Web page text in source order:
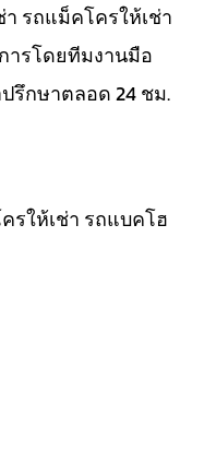
รถแม็คโครให้เช่า
ารโดยทีมงานมือ
รึกษาตลอด 24 ชม.
รให้เช่า รถแบคโฮ